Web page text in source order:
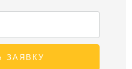
ЗАЯВКУ